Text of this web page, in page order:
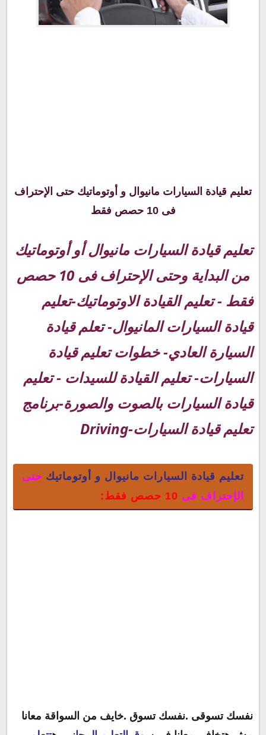
تعليم قيادة السيارات مانيوال و أوتوماتيك حتى الإحتراف فى 10
تعليم قيادة السيارات مانيوال و أوتوماتيك حتى الإحتراف
فى 10 حصص فقط
تعليم قيادة السيارات مانيوال أو أوتوماتيك
من البداية وحتى الإحتراف فى 10 حصص
فقط - تعليم القيادة الاوتوماتيك-تعليم
قيادة السيارات المانيوال- تعلم قيادة
السيارة العادي- خطوات تعليم قيادة
السيارات- تعليم القيادة للسيدات - تعليم
قيادة السيارات بالصوت والصورة-برنامج
تعليم قيادة السيارات-Driving
تعليم قيادة السيارات مانيوال و أوتوماتيك حتى
الإحتراف فى 10 حصص فقط:
نفسك تسوقى .نفسك تسوق .خايف من السواقة معانا